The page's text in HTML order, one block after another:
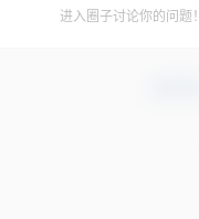
进入圈子讨论你的问题！